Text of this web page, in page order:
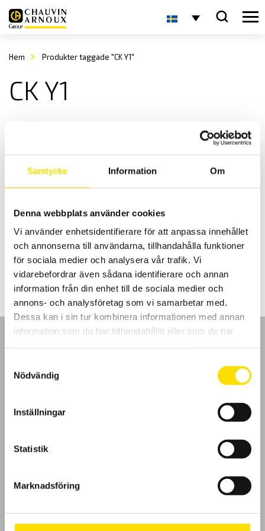
Samtycke Information Om
Denna webbplats använder cookies
Vi använder enhetsidentifierare för att anpassa innehållet
och annonserna till användarna, tillhandahålla funktioner
för sociala medier och analysera vår trafik. Vi
vidarebefordrar även sådana identifierare och annan
information från din enhet till de sociala medier och
annons- och analysföretag som vi samarbetar med.
Dessa kan i sin tur kombinera informationen med annan
information som du har tillhandahållit eller som de har
Nödvändig
Inställningar
Statistik
Marknadsföring
Hem Produkter taggade "CK Y1"
CK Y1
Sauter CK-Y1 Lastcell
Tunna lastceller med hög noggrannhet.
346.00kr LÄS MER